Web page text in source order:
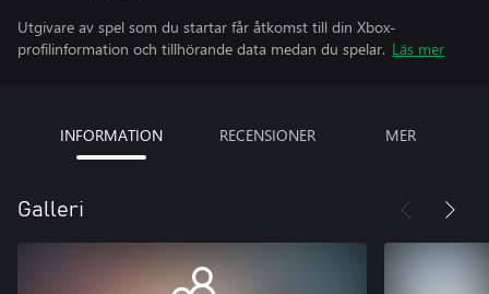
Utgivare av spel som du startar får åtkomst till din Xbox-
profilinformation och tillhörande data medan du spelar. Läs mer
INFORMATION RECENSIONER MER
Galleri